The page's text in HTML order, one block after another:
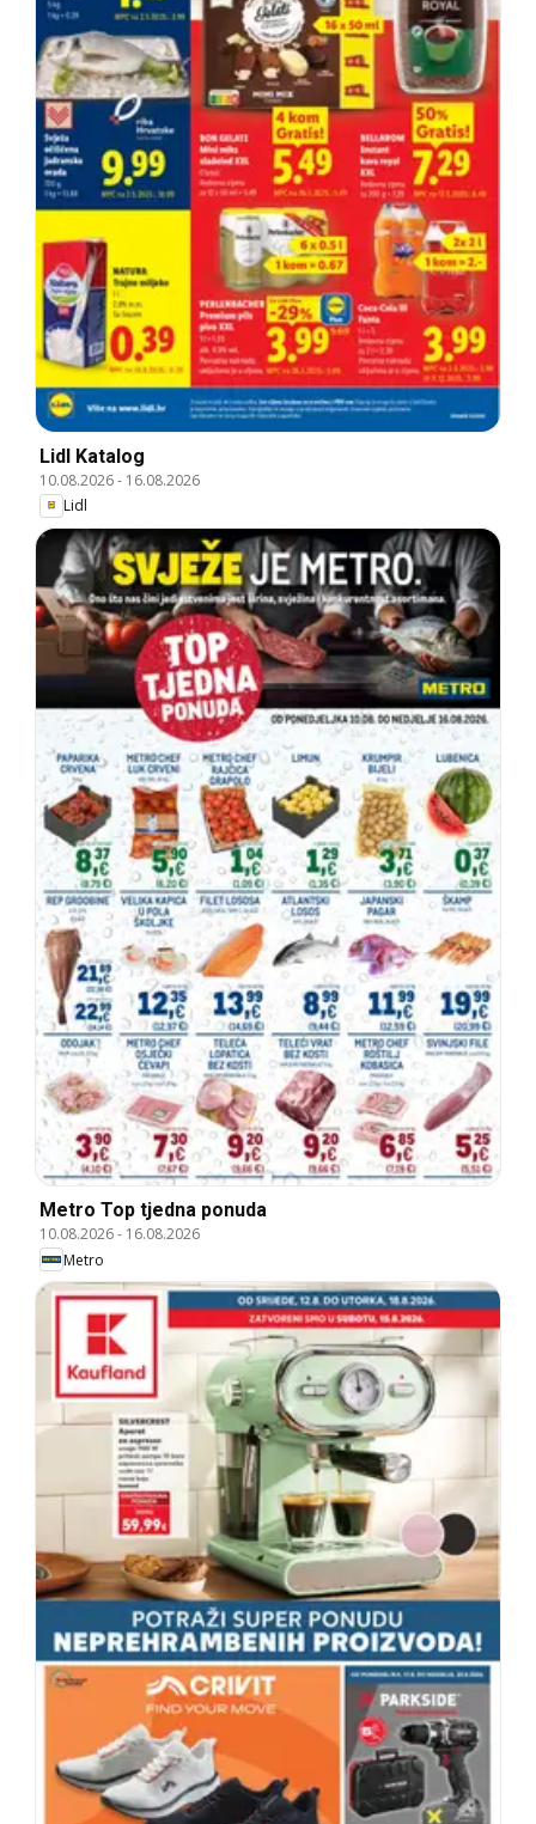
Lidl Katalog
10.08.2026- 16.08.2026
Lidl
Metro Top tjedna ponuda
10.08.2026- 16.08.2026
Metro